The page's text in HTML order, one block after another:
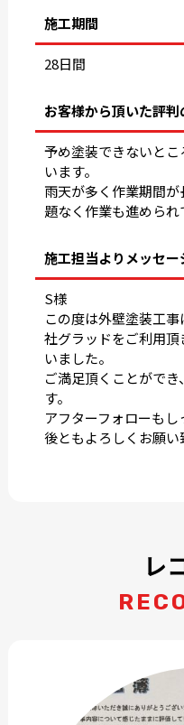
施工期間
28日間
お客様から頂いた評判
予め塗装できないと
います。
雨天が多く作業期間
題なく作業も進められ
施工担当よりメッセー
S様
この度は外壁塗装工
社グラッドをご利用
いました。
ご満足頂くことがで
す。
アフターフォローも
後ともよろしくお願い
レ